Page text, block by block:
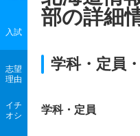
入試
志望
理由
イチ
オシ
部の詳細
学科・定員
学科・定員